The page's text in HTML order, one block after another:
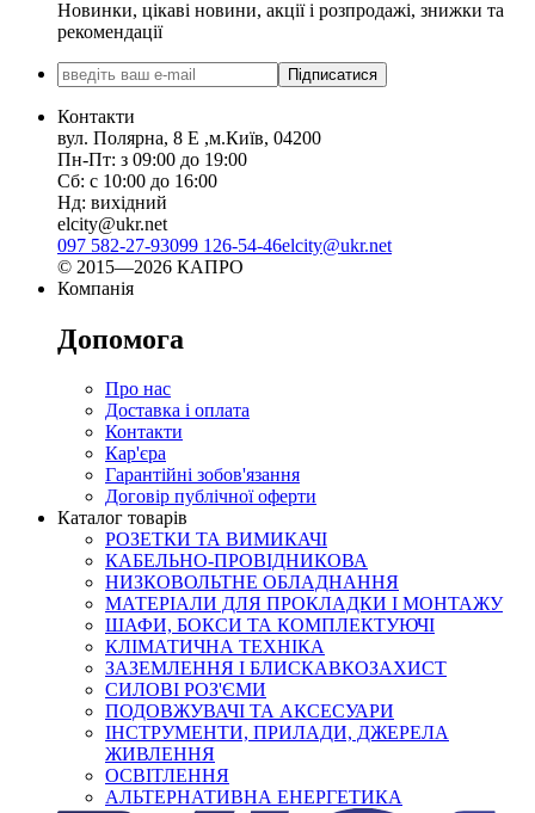
Новинки, цікаві новини, акції і розпродажі, знижки та
рекомендації
Підписатися
Контакти
вул. Полярна, 8 Е ,м.Київ, 04200
Пн-Пт: з 09:00 до 19:00
Сб: с 10:00 до 16:00
Нд: вихідний
elcity@ukr.net
097 582-27-93099 126-54-46elcity@ukr.net
© 2015—2026 КАПРО
Компанія
Допомога
Про нас
Доставка і оплата
Контакти
Кар'єра
Гарантійні зобов'язання
Договір публічної оферти
Каталог товарів
РОЗЕТКИ ТА ВИМИКАЧІ
КАБЕЛЬНО-ПРОВІДНИКОВА
НИЗКОВОЛЬТНЕ ОБЛАДНАННЯ
МАТЕРІАЛИ ДЛЯ ПРОКЛАДКИ І МОНТАЖУ
ШАФИ, БОКСИ ТА КОМПЛЕКТУЮЧІ
КЛІМАТИЧНА ТЕХНІКА
ЗАЗЕМЛЕННЯ І БЛИСКАВКОЗАХИСТ
СИЛОВІ РОЗ'ЄМИ
ПОДОВЖУВАЧІ ТА АКСЕСУАРИ
ІНСТРУМЕНТИ, ПРИЛАДИ, ДЖЕРЕЛА
ЖИВЛЕННЯ
ОСВІТЛЕННЯ
АЛЬТЕРНАТИВНА ЕНЕРГЕТИКА